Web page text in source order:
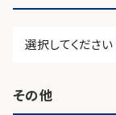
その他